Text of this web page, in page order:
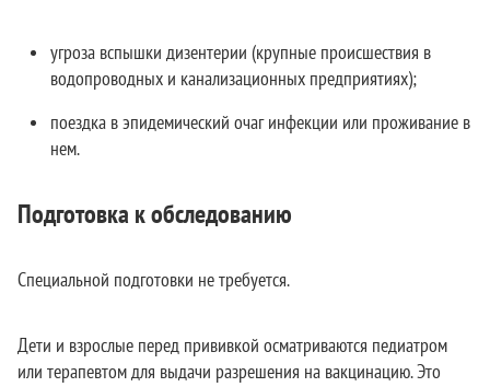
угроза вспышки дизентерии (крупные происшествия в
водопроводных и канализационных предприятиях);
поездка в эпидемический очаг инфекции или проживание в
нем.
Подготовка к обследованию
Специальной подготовки не требуется.
Дети и взрослые перед прививкой осматриваются педиатром
или терапевтом для выдачи разрешения на вакцинацию. Это